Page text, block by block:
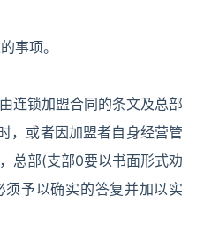
事项。
连锁加盟合同的条文及总部
，或者因加盟者自身经营管
总部(支部0要以书面形式劝
予以确实的答复并加以实